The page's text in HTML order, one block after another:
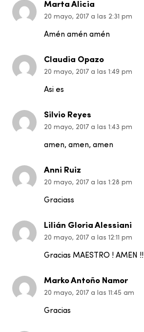
Marta Alicia
20 mayo, 2017 a las 2:31 pm
Amén amén amén
Claudia Opazo
20 mayo, 2017 a las 1:49 pm
Asi es
Silvio Reyes
20 mayo, 2017 a las 1:43 pm
amen, amen, amen
Anni Ruiz
20 mayo, 2017 a las 1:28 pm
Graciass
Lilián Gloria Alessiani
20 mayo, 2017 a las 12:11 pm
Gracias MAESTRO ! AMEN !!
Marko Antoño Namor
20 mayo, 2017 a las 11:45 am
Gracias